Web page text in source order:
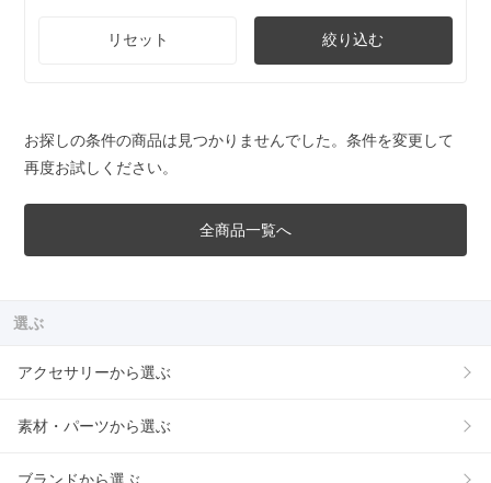
リセット 絞り込む
お探しの条件の商品は見つかりませんでした。条件を変更して
再度お試しください。
全商品一覧へ
選ぶ
アクセサリーから選ぶ
素材・パーツから選ぶ